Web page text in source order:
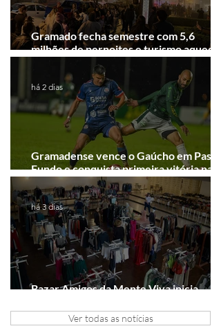
Gramado fecha semestre com 5,6
milhões de pernoites e turismo
Junho desponta!
Gramadense vence o Gaúcho em Passo
Fundo e conquista primeira vitória na
Série A2
há 2 dias
Bazar Amigos da Mente Viva inicia
há 3 dias
Ver todas as notícias